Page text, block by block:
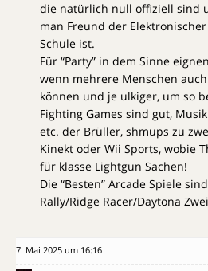
die natürlich null offiziell sind
man Freund der
Schule ist.
Für “Party” in dem Sinne
wenn mehrere Menschen
können und je ulkiger, um so
Fighting Games sind gut,
etc. der Brüller, shmups zu
Kinekt oder Wii Sports, wobie
für klasse Lightgun Sachen!
Die “Besten” Arcade Spiele
Rally/Ridge Racer/Daytona
7. Mai 2025 um 16:16